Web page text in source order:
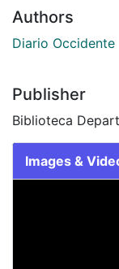
Authors
Diario Occidente
Publisher
Biblioteca
Images &